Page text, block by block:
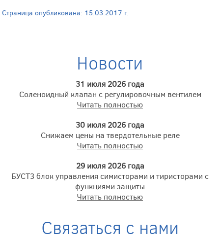
Страница опубликована: 15.03.2017 г.
Новости
31 июля 2026 года
Соленоидный клапан с регулировочным вентилем
Читать полностью
30 июля 2026 года
Снижаем цены на твердотельные реле
Читать полностью
29 июля 2026 года
БУСТ3 блок управления симисторами и тиристорами с
функциями защиты
Читать полностью
Связаться с нами